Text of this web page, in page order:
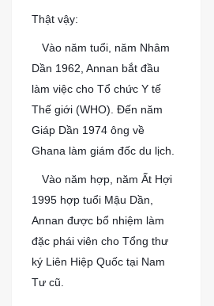
Thật vậy:
Vào năm tuổi, năm Nhâm
Dần 1962, Annan bắt đầu
làm việc cho Tổ chức Y tế
Thế giới (WHO). Đến năm
Giáp Dần 1974 ông về
Ghana làm giám đốc du lịch.
Vào năm hợp, năm Ất Hợi
1995 hợp tuổi Mậu Dần,
Annan được bổ nhiệm làm
đặc phái viên cho Tổng thư
ký Liên Hiệp Quốc tại Nam
Tư cũ.